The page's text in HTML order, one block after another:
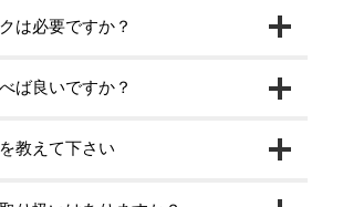
は必要ですか？
ば良いですか？
教えて下さい